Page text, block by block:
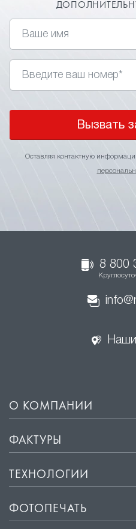
Вызвать
Оставляя контактную
8 800
О КОМПАНИИ
ФАКТУРЫ
ТЕХНОЛОГИИ
ФОТОПЕЧАТЬ